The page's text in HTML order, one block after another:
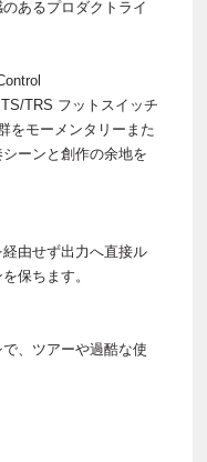
あるプロダクトライ
TRS フットスイッチ
をモーメンタリーまた
ーンと創作の余地を
由せず出力へ直接ル
保ちます。
、ツアーや過酷な使